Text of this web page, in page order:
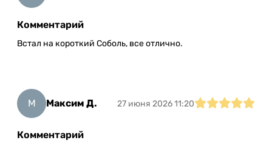
Комментарий
Встал на короткий Соболь, все отлично.
М Максим Д. 27 июня 2026 11:20
Комментарий